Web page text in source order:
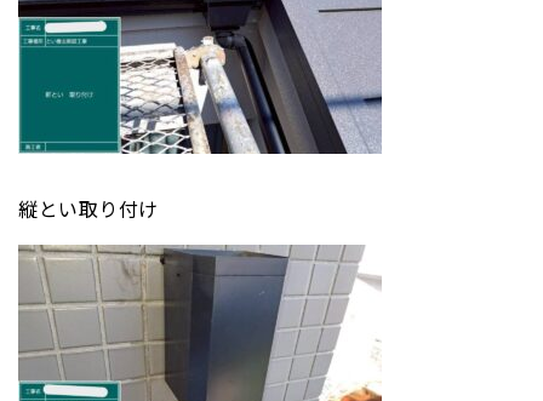
縦とい取り付け